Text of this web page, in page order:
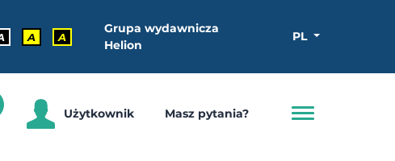
A A
Grupa wydawnicza
Helion
PL
Użytkownik Masz pytania?